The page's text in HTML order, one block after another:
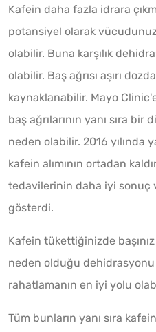
Kafein daha fazla idrara
potansiyel olarak
olabilir. Buna karşılık
olabilir. Baş ağrısı aşırı
kaynaklanabilir. Mayo
baş ağrılarının yanı sıra
neden olabilir. 2016 yılında
kafein alımının ortadan
tedavilerinin daha iyi sonuç
gösterdi.
Kafein tükettiğinizde
neden olduğu
rahatlamanın en iyi yolu
Tüm bunların yanı sıra